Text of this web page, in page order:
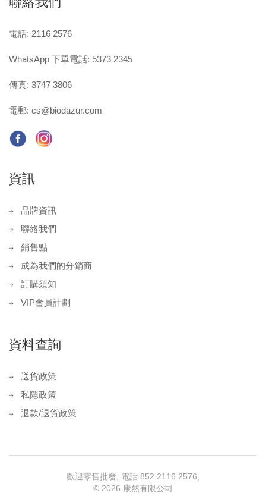
電話: 2116 2576
WhatsApp 下單電話: 5373 2345
傳真: 3747 3806
電郵: cs@biodazur.com
資訊
品牌資訊
聯絡我們
銷售點
成為我們的分銷商
訂購須知
VIP會員計劃
資料查詢
送貨政策
私隱政策
退款/退貨政策
歡迎零售批發, 電話 852 2116 2576,
© 2026 康然有限公司